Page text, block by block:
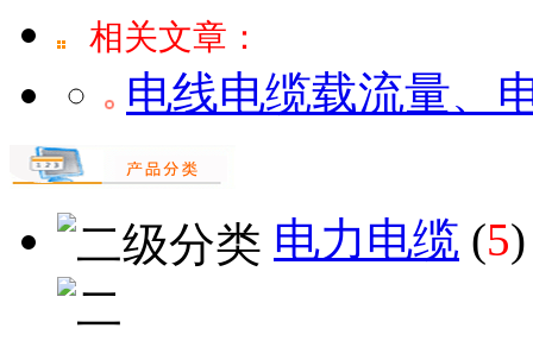
相关文章：
电线电缆载流量、
电力电缆 (5)